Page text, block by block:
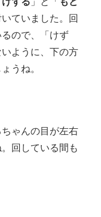
ていました。回
ので、「けず
ように、下の方
うね。
ゃんの目が左右
回している間も